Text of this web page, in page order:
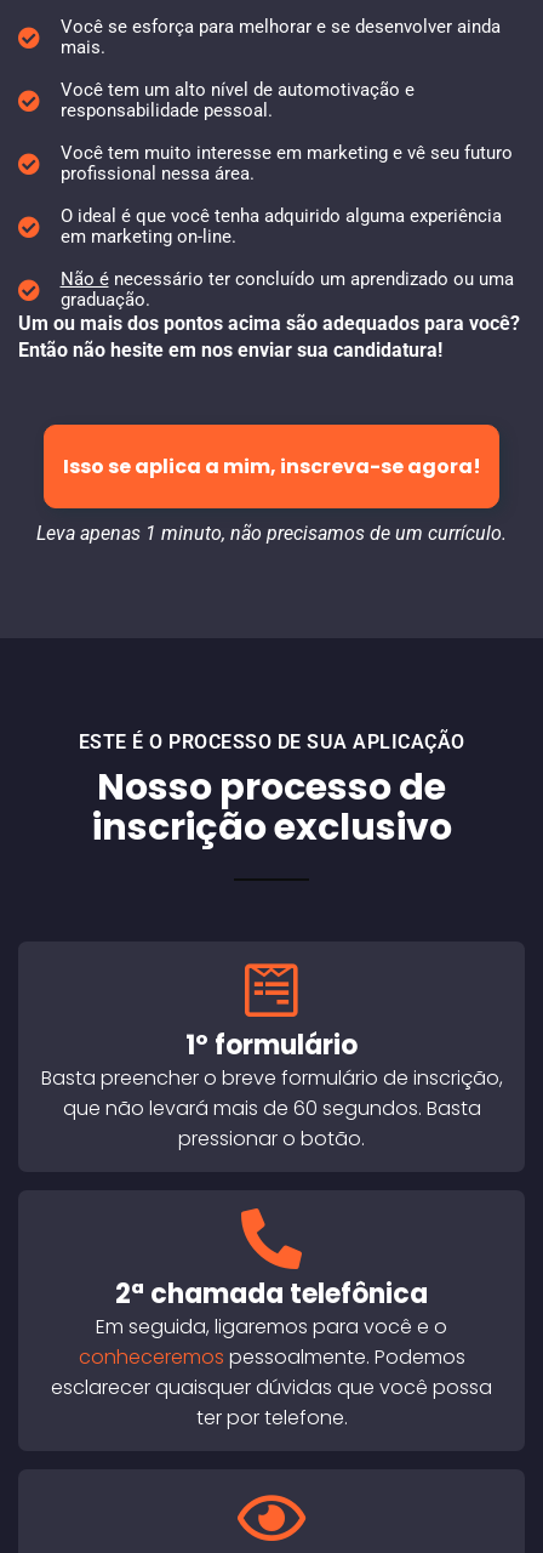
Você se esforça para melhorar e se desenvolver ainda
mais.
Você tem um alto nível de automotivação e
responsabilidade pessoal.
Você tem muito interesse em marketing e vê seu futuro
profissional nessa área.
O ideal é que você tenha adquirido alguma experiência
em marketing on-line.
Não énecessário ter concluído um aprendizado ou uma
graduação.
Um ou mais dos pontos acima são adequados para você?
Então não hesite em nos enviar sua candidatura!
Isso se aplica a mim, inscreva-se agora!
Leva apenas 1 minuto, não precisamos de um currículo.
ESTE É O PROCESSO DE SUA APLICAÇÃO
Nosso processo de
inscrição exclusivo
1º formulário
Basta preencher o breve formulário de inscrição,
que não levará mais de 60 segundos. Basta
pressionar o botão.
2ª chamada telefônica
Em seguida, ligaremos para você e o
conheceremos pessoalmente. Podemos
esclarecer quaisquer dúvidas que você possa
ter por telefone.